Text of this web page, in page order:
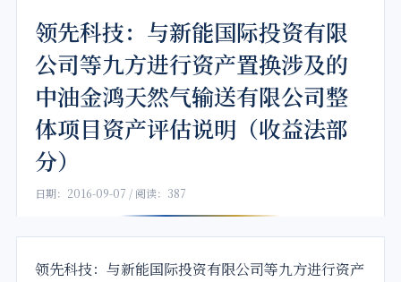
领先科技：与新能国际投资有限
公司等九方进行资产置换涉及的
中油金鸿天然气输送有限公司整
体项目资产评估说明（收益法部
分）
日期：2016-09-07 / 阅读：387
领先科技：与新能国际投资有限公司等九方进行资产